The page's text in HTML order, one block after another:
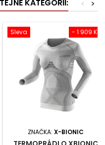
KATEGORII: >
<
- 1 909 Kč
Sleva
ZNAČKA: X-BIONIC